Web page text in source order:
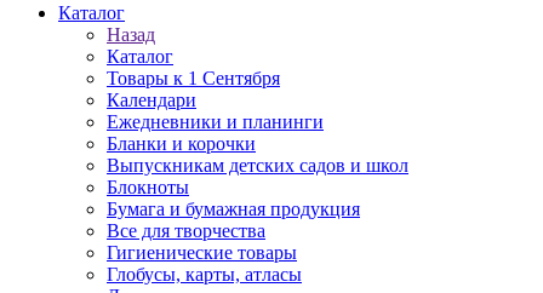
Каталог
Назад
Каталог
Товары к 1 Сентября
Календари
Ежедневники и планинги
Бланки и корочки
Выпускникам детских садов и школ
Блокноты
Бумага и бумажная продукция
Все для творчества
Гигиенические товары
Глобусы, карты, атласы